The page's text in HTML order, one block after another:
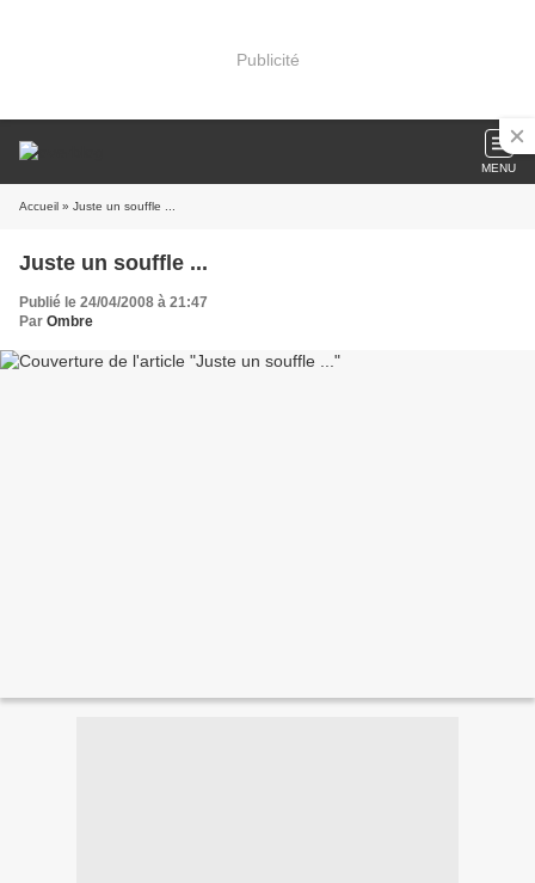
Publicité
MENU
Accueil » Juste un souffle ...
Juste un souffle ...
Publié le 24/04/2008 à 21:47
Par Ombre